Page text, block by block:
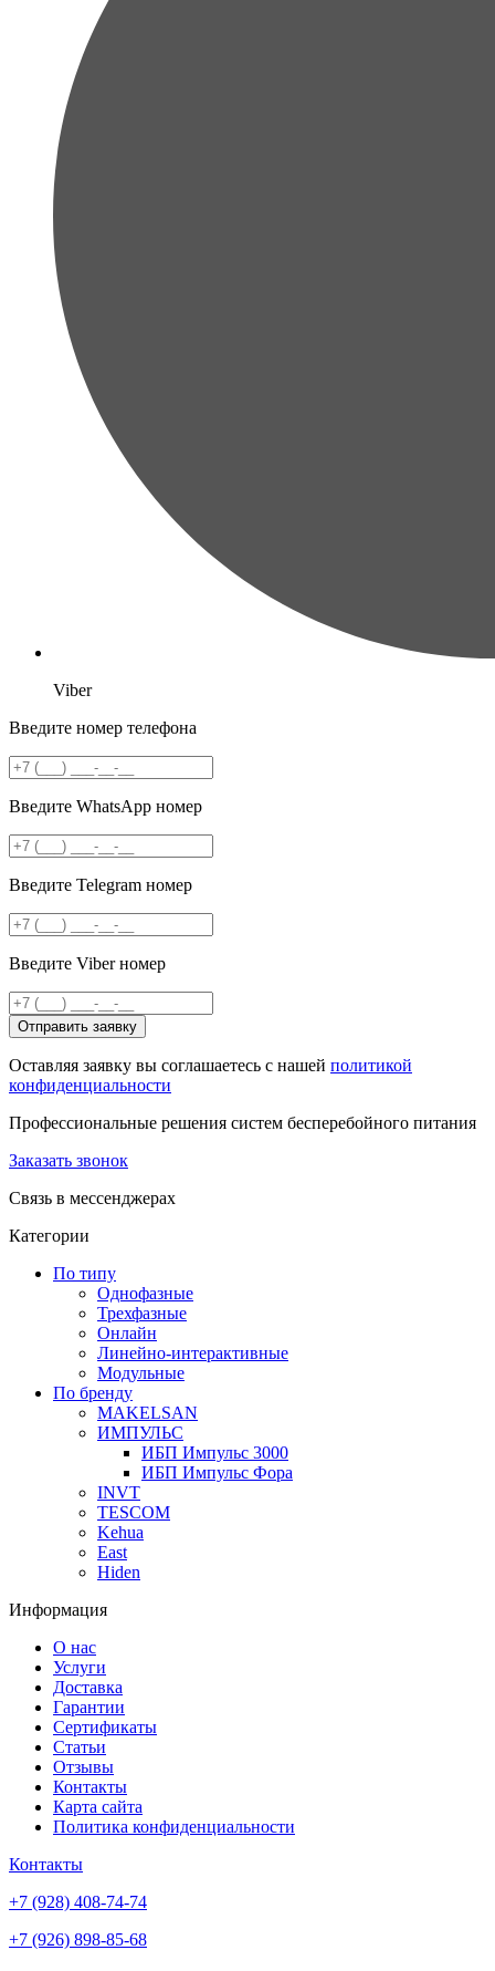
Viber
Введите номер телефона
Введите WhatsApp номер
Введите Telegram номер
Введите Viber номер
Отправить заявку
Оставляя заявку вы соглашаетесь с нашей политикой
конфиденциальности
Профессиональные решения систем бесперебойного питания
Заказать звонок
Связь в мессенджерах
Категории
По типу
Однофазные
Трехфазные
Онлайн
Линейно-интерактивные
Модульные
По бренду
MAKELSAN
ИМПУЛЬС
ИБП Импульс 3000
ИБП Импульс Фора
INVT
TESCOM
Kehua
East
Hiden
Информация
О нас
Услуги
Доставка
Гарантии
Сертификаты
Статьи
Отзывы
Контакты
Карта сайта
Политика конфиденциальности
Контакты
+7 (928) 408-74-74
+7 (926) 898-85-68